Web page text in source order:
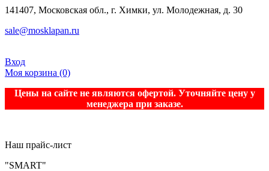
141407, Московская обл., г. Химки, ул. Молодежная, д. 30
sale@mosklapan.ru
Вход
Моя корзина (0)
Цены на сайте не являются офертой. Уточняйте цену у
менеджера при заказе.
Наш прайс-лист
"SMART"